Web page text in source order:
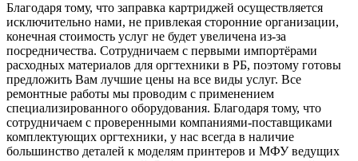
Благодаря тому, что заправка картриджей осуществляется
исключительно нами, не привлекая сторонние организации,
конечная стоимость услуг не будет увеличена из-за
посредничества. Сотрудничаем с первыми импортёрами
расходных материалов для оргтехники в РБ, поэтому готовы
предложить Вам лучшие цены на все виды услуг. Все
ремонтные работы мы проводим с применением
специализированного оборудования. Благодаря тому, что
сотрудничаем с проверенными компаниями-поставщиками
комплектующих оргтехники, у нас всегда в наличие
большинство деталей к моделям принтеров и МФУ ведущих